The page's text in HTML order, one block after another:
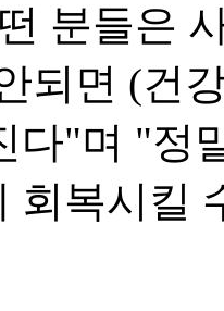
분들은
되면 (건
다"며 "정
회복시킬